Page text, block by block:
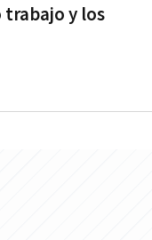
trabajo y los